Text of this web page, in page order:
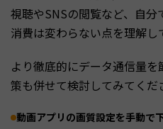
視聴やSNSの閲覧など、自
消費は変わらない点を理解し
より徹底的にデータ通信量
策も併せて検討してみてくだ
動画アプリの画質設定を手動で